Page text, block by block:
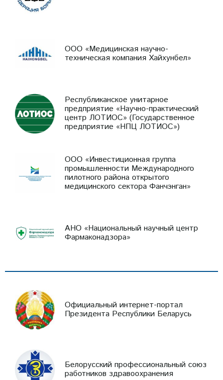
ООО «Медицинская научно-
техническая компания Хайхунбел»
Республиканское унитарное
предприятие «Научно-практический
центр ЛОТИОС» (Государственное
предприятие «НПЦ ЛОТИОС»)
ООО «Инвестиционная группа
промышленности Международного
пилотного района открытого
медицинского сектора Фанчэнган»
АНО «Национальный научный центр
Фармаконадзора»
Официальный интернет-портал
Президента Республики Беларусь
Белорусский профессиональный союз
работников здравоохранения